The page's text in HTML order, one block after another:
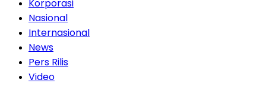
Korporasi
Nasional
Internasional
News
Pers Rilis
Video